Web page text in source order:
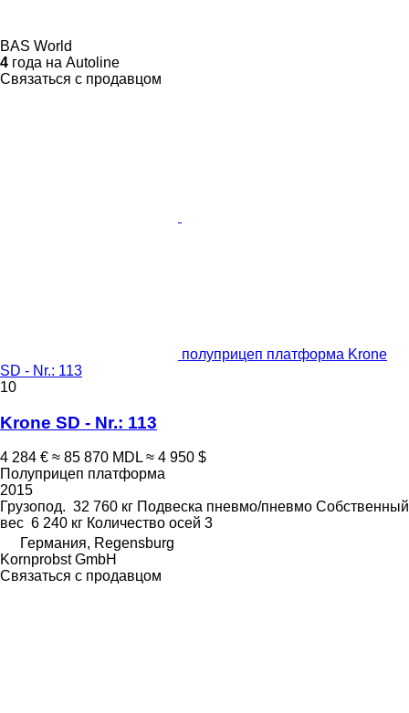
BAS World
4 года на Autoline
Связаться с продавцом
полуприцеп платформа Krone
SD - Nr.: 113
10
Krone SD - Nr.: 113
4 284 € ≈ 85 870 MDL ≈ 4 950 $
Полуприцеп платформа
2015
Грузопод. 32 760 кг Подвеска пневмо/пневмо Собственный
вес 6 240 кг Количество осей 3
Германия, Regensburg
Kornprobst GmbH
Связаться с продавцом